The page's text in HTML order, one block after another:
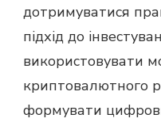
дотримуватися
підхід до
використовувати
криптовалютного
формувати